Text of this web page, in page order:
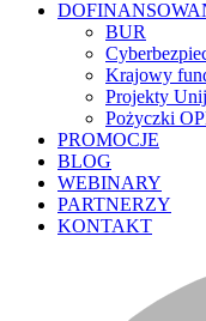
BUR
Krajowy
Projekty
Pożyczki
PROMOCJE
BLOG
WEBINARY
PARTNERZY
KONTAKT